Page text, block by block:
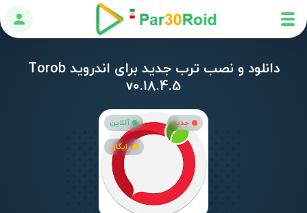
ورود
دانلود و نصب ترب جدید برای اندروید Torob
v0.18.4.5
جدید آنلاین
رایگان